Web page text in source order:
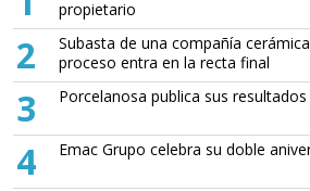
propietario
2
Subasta de una compañía
proceso entra en la recta final
3 Porcelanosa publica sus
4 Emac Grupo celebra su doble